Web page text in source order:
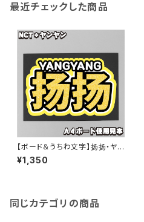
最近チェックした商品
【ボード＆うちわ文字】扬扬・ヤン
ヤン양양① 即納 【NCT】
¥1,350
同じカテゴリの商品